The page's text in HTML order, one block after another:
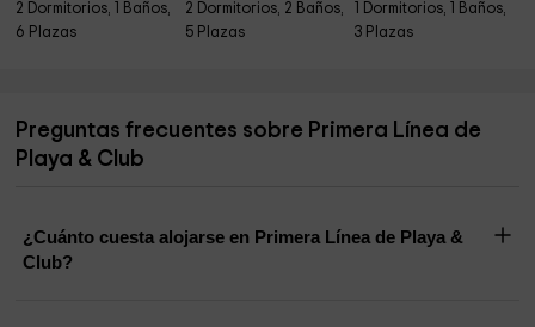
2 Dormitorios, 1 Baños,
6 Plazas
2 Dormitorios, 2 Baños,
5 Plazas
1 Dormitorios, 1 Baños,
3 Plazas
Preguntas frecuentes sobre Primera Línea de
Playa & Club
¿Cuánto cuesta alojarse en Primera Línea de Playa &
Club?